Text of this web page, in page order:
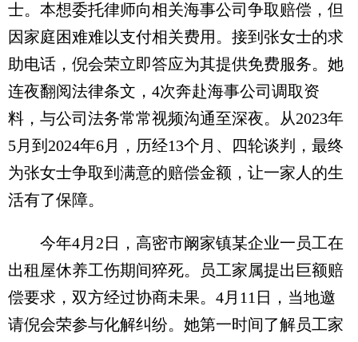
士。本想委托律师向相关海事公司争取赔偿，但
因家庭困难难以支付相关费用。接到张女士的求
助电话，倪会荣立即答应为其提供免费服务。她
连夜翻阅法律条文，4次奔赴海事公司调取资
料，与公司法务常常视频沟通至深夜。从2023年
5月到2024年6月，历经13个月、四轮谈判，最终
为张女士争取到满意的赔偿金额，让一家人的生
活有了保障。
今年4月2日，高密市阚家镇某企业一员工在
出租屋休养工伤期间猝死。员工家属提出巨额赔
偿要求，双方经过协商未果。4月11日，当地邀
请倪会荣参与化解纠纷。她第一时间了解员工家